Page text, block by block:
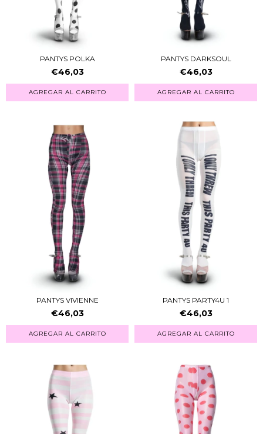
PANTYS POLKA
€46,03
PANTYS DARKSOUL
€46,03
AGREGAR AL CARRITO
PANTYS VIVIENNE
€46,03
AGREGAR AL CARRITO
PANTYS PARTY4U 1
€46,03
AGREGAR AL CARRITO